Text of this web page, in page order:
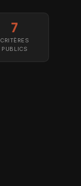
7
CRITÈRES
PUBLICS